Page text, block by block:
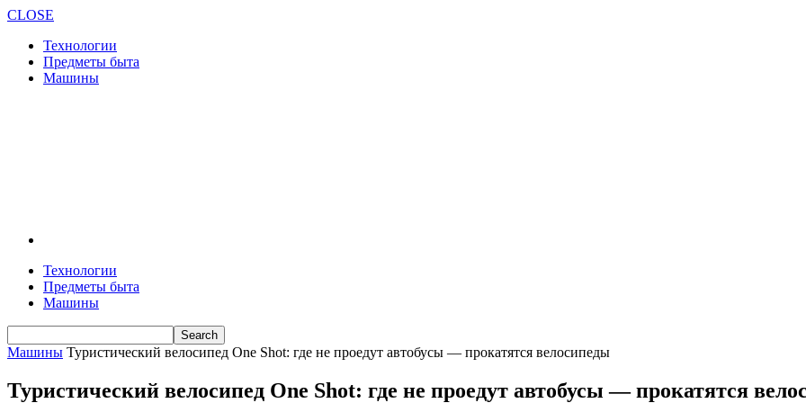
CLOSE
Технологии
Предметы быта
Машины
Технологии
Предметы быта
Машины
Машины Туристический велосипед One Shot: где не проедут автобусы — прокатятся велосипеды
Туристический велосипед One Shot: где не проедут автобусы — прокатятся